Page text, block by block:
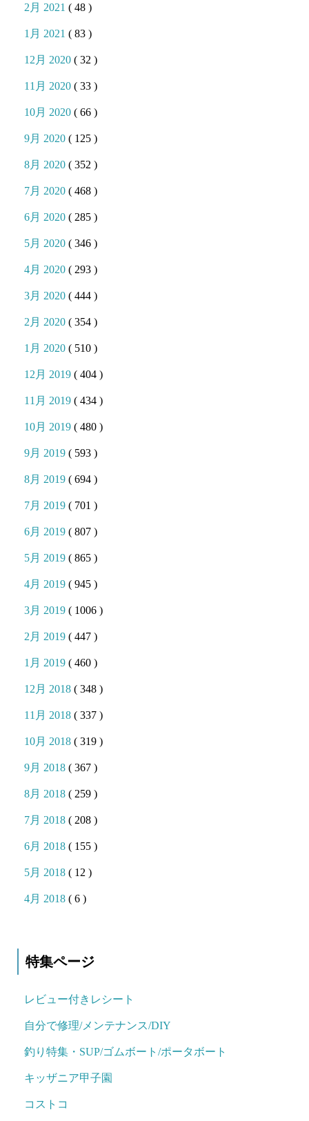
2月 2021( 48 )
1月 2021( 83 )
12月 2020( 32 )
11月 2020( 33 )
10月 2020( 66 )
9月 2020( 125 )
8月 2020( 352 )
7月 2020( 468 )
6月 2020( 285 )
5月 2020( 346 )
4月 2020( 293 )
3月 2020( 444 )
2月 2020( 354 )
1月 2020( 510 )
12月 2019( 404 )
11月 2019( 434 )
10月 2019( 480 )
9月 2019( 593 )
8月 2019( 694 )
7月 2019( 701 )
6月 2019( 807 )
5月 2019( 865 )
4月 2019( 945 )
3月 2019( 1006 )
2月 2019( 447 )
1月 2019( 460 )
12月 2018( 348 )
11月 2018( 337 )
10月 2018( 319 )
9月 2018( 367 )
8月 2018( 259 )
7月 2018( 208 )
6月 2018( 155 )
5月 2018( 12 )
4月 2018( 6 )
特集ページ
レビュー付きレシート
自分で修理/メンテナンス/DIY
釣り特集・SUP/ゴムボート/ポータボート
キッザニア甲子園
コストコ